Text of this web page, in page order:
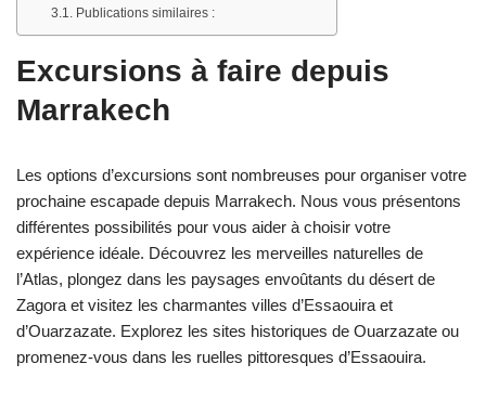
Publications similaires :
Excursions à faire depuis
Marrakech
Les options d’excursions sont nombreuses pour organiser votre
prochaine escapade depuis Marrakech. Nous vous présentons
différentes possibilités pour vous aider à choisir votre
expérience idéale. Découvrez les merveilles naturelles de
l’Atlas, plongez dans les paysages envoûtants du désert de
Zagora et visitez les charmantes villes d’Essaouira et
d’Ouarzazate. Explorez les sites historiques de Ouarzazate ou
promenez-vous dans les ruelles pittoresques d’Essaouira.